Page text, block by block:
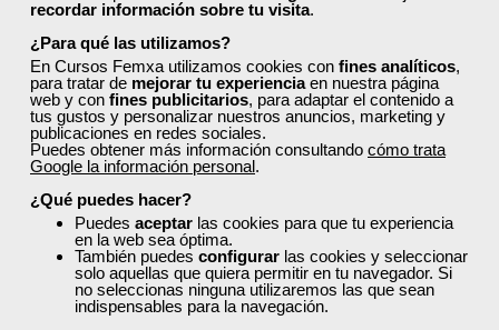
recordar información sobre tu visita.
¿Para qué las utilizamos?
En Cursos Femxa utilizamos cookies con fines analíticos,
para tratar de mejorar tu experienciaen nuestra página
web y con fines publicitarios, para adaptar el contenido a
tus gustos y personalizar nuestros anuncios, marketing y
publicaciones en redes sociales.
Puedes obtener más información consultando cómo trata
Google la información personal.
¿Qué puedes hacer?
Puedes aceptar las cookies para que tu experiencia
en la web sea óptima.
También puedes configurar las cookies y seleccionar
solo aquellas que quiera permitir en tu navegador. Si
no seleccionas ninguna utilizaremos las que sean
indispensables para la navegación.
trabajadores y autónomos.
Sector
-Educación.
Cursos Femxa
Atención al alumnado con
altas capacidades
Curso Gratuito
50 horas